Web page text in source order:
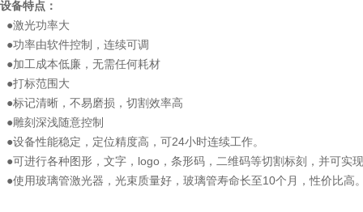
设备特点：
●激光功率大
●功率由软件控制，连续可调
●加工成本低廉，无需任何耗材
●打标范围大
●标记清晰，不易磨损，切割效率高
●雕刻深浅随意控制
●设备性能稳定，定位精度高，可24小时连续工作。
●可进行各种图形，文字，logo，条形码，二维码等切割标刻，并可实
●使用玻璃管激光器，光束质量好，玻璃管寿命长至10个月，性价比高